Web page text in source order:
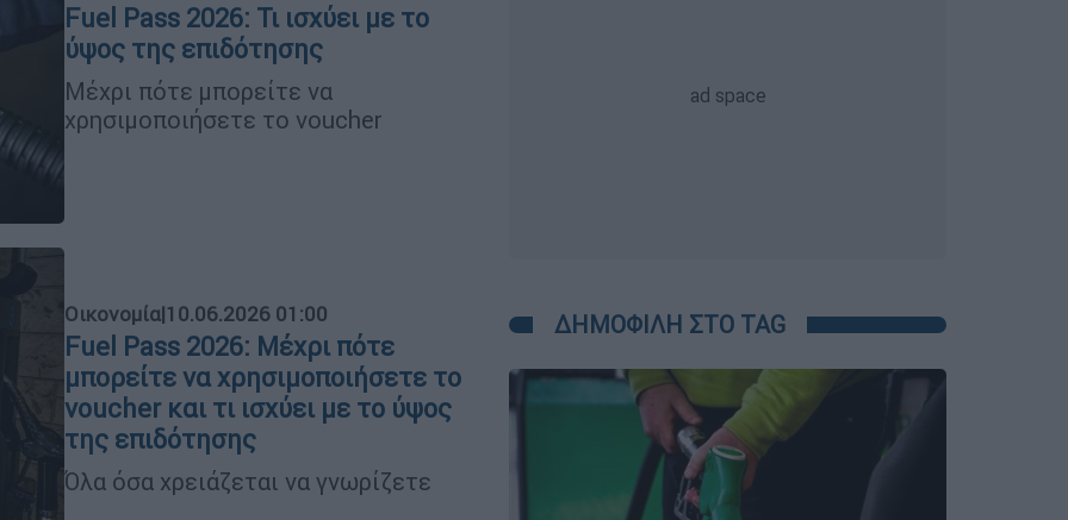
Fuel Pass 2026: Τι ισχύει με το
ύψος της επιδότησης
Μέχρι πότε μπορείτε να
χρησιμοποιήσετε το voucher
Οικονομία|10.06.2026 01:00
Fuel Pass 2026: Μέχρι πότε
μπορείτε να χρησιμοποιήσετε το
voucher και τι ισχύει με το ύψος
της επιδότησης
Όλα όσα χρειάζεται να γνωρίζετε
ΔΗΜΟΦΙΛΗ ΣΤΟ TAG